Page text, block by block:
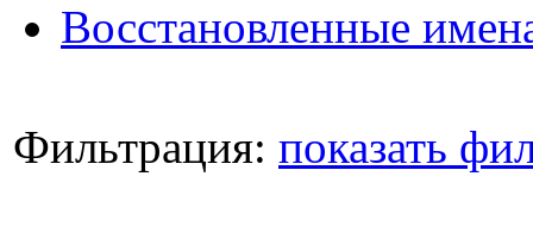
Восстановленные
Фильтрация: показать